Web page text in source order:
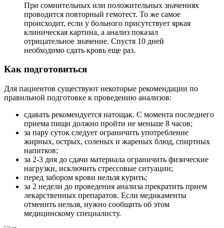
При сомнительных или положительных значениях
проводится повторный гемотест. То же самое
происходит, если у больного присутствует яркая
клиническая картина, а анализ показал
отрицательное значение. Спустя 10 дней
необходимо сдать кровь еще раз.
Как подготовиться
Для пациентов существуют некоторые рекомендации по
правильной подготовке к проведению анализов:
сдавать рекомендуется натощак. С момента последнего
приема пищи должно пройти не меньше 8 часов;
за пару суток следует ограничить употребление
жирных, острых, соленых и жареных блюд, спиртных
напитков;
за 2-3 дня до сдачи материала ограничить физические
нагрузки, исключить стрессовые ситуации;
перед забором крови нельзя курить;
за 2 недели до проведения анализа прекратить прием
лекарственных препаратов. Если медикаменты
отменить нельзя, нужно сообщить об этом
медицинскому специалисту.